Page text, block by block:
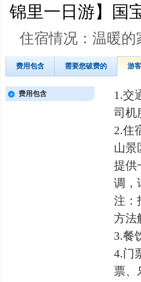
锦里一日游】国
住宿情况：温暖
费用包含 需要您破费的 游
费用包含
1.交
司机
2.住
山景
提供
调，
注：
方法
3.餐
4.门
票、